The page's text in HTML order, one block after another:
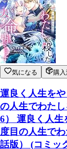
気になる 購
運良く人生を
の人生でわた
6） 運良く人
度目の人生で
話版） (コミッ